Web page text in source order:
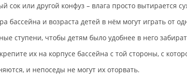
сок или другой конфуз – влага просто
бассейна и возраста детей в нём могут играть от
ступени, чтобы детям было удобнее в него
их на корпусе бассейна с той стороны, с
и непоседы не могут их оторвать.